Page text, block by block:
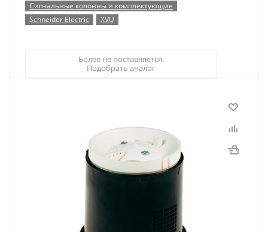
Сигнальные колонны и комплектующие
Schneider Electric
XVU
Более не поставляется.
Подобрать аналог